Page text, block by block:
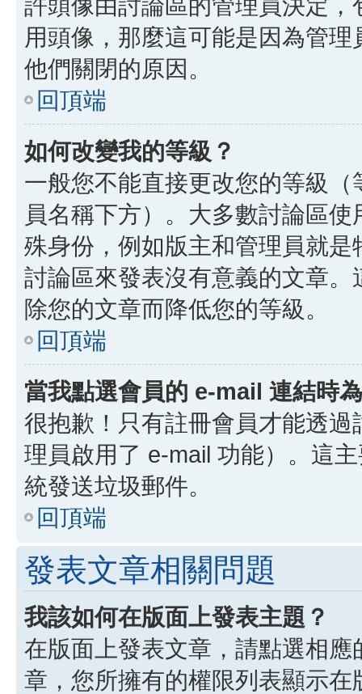
用頭像，那麼這可能是因為管
他們關閉的原因。
回頂端
如何改變我的等級？
一般您不能直接更改您的等級
員名稱下方）。大多數討論區
殊身份，例如版主和管理員就
討論區來發表沒有意義的文章
除您的文章而降低您的等級。
回頂端
當我點選會員的 e-mail 連結時
很抱歉！只有註冊會員才能透
理員啟用了 e-mail 功能）。這
統發送垃圾郵件。
回頂端
發表文章相關問題
我該如何在版面上發表主題？
在版面上發表文章，請點選相
章，您所擁有的權限列表顯示